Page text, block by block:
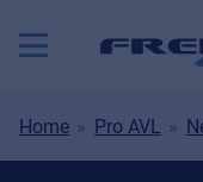
Home Pro AVL